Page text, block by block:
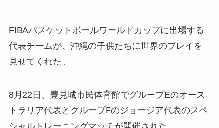
FIBAバスケットボールワールドカップに出場する
代表チームが、沖縄の子供たちに世界のプレイを
見せてくれた。
8月22日、豊見城市民体育館でグループEのオース
トラリア代表とグループFのジョージア代表のスペ